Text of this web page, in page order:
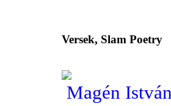
Versek, Slam Poetry
Magén